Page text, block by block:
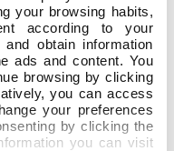
your browsing habits,
according to your
obtain information
ads and content. You
browsing by clicking
you can access
your preferences
by clicking the
you can visit